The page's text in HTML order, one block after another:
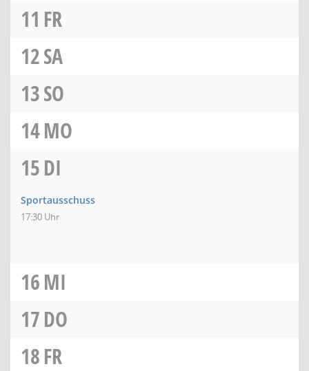
11 FR
12SA
13SO
14MO
15DI
Sportausschuss
17:30 Uhr
16MI
17DO
18FR